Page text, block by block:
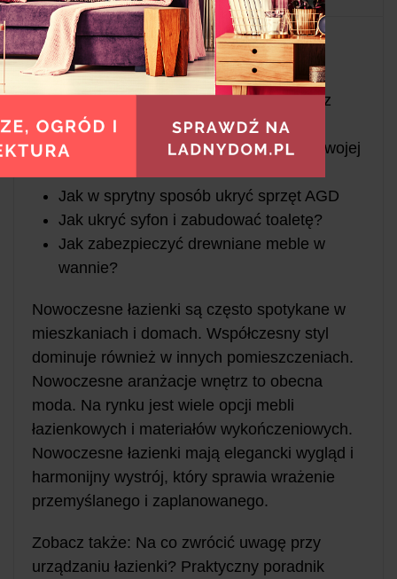
Ten artykuł nauczy Cię:
Jak stworzyć łazienkę marzeń poprzez
dobór odpowiednich mebli
Jakie są najnowsze rozwiązania dla Twojej
Jak w sprytny sposób ukryć sprzęt AGD
Jak ukryć syfon i zabudować toaletę?
Jak zabezpieczyć drewniane meble w
wannie?
Nowoczesne łazienki są często spotykane w
mieszkaniach i domach. Współczesny styl
dominuje również w innych pomieszczeniach.
Nowoczesne aranżacje wnętrz to obecna
moda. Na rynku jest wiele opcji mebli
łazienkowych i materiałów wykończeniowych.
Nowoczesne łazienki mają elegancki wygląd i
harmonijny wystrój, który sprawia wrażenie
przemyślanego i zaplanowanego.
Zobacz także: Na co zwrócić uwagę przy
urządzaniu łazienki? Praktyczny poradnik